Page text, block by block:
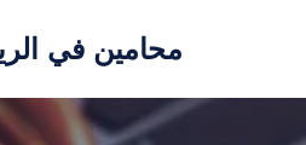
محامين في